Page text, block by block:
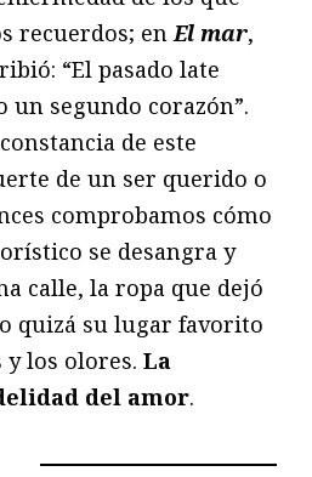
recuerdos; enEl mar,
“El pasado late
un segundo corazón”.
de este
de un ser querido o
comprobamos cómo
se desangra y
calle, la ropa que dejó
quizá su lugar favorito
y los olores. La
del amor.